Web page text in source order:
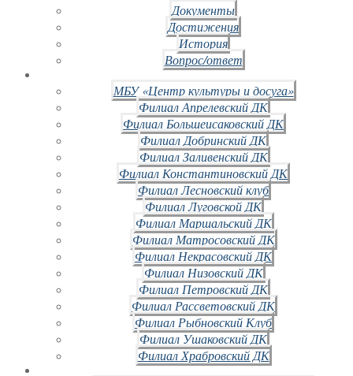
Документы
Достижения
История
Вопрос/ответ
МБУ «Центр культуры и досуга»
Филиал Апрелевский ДК
Филиал Большеисаковский ДК
Филиал Добринский ДК
Филиал Заливенский ДК
Филиал Константиновский ДК
Филиал Лесновский клуб
Филиал Луговской ДК
Филиал Маршальский ДК
Филиал Матросовский ДК
Филиал Некрасовский ДК
Филиал Низовский ДК
Филиал Петровский ДК
Филиал Рассветовский ДК
Филиал Рыбновский Клуб
Филиал Ушаковский ДК
Филиал Храбровский ДК